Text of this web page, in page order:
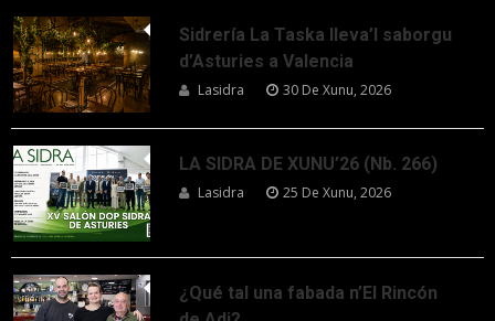
Sidrería La Taska lleva’l saborgu
d’Asturies a Valencia
Lasidra 30 De Xunu, 2026
LA SIDRA DE XUNU’26 (Nb. 266)
Lasidra 25 De Xunu, 2026
¿Qué tal una fabada n’El Rincón